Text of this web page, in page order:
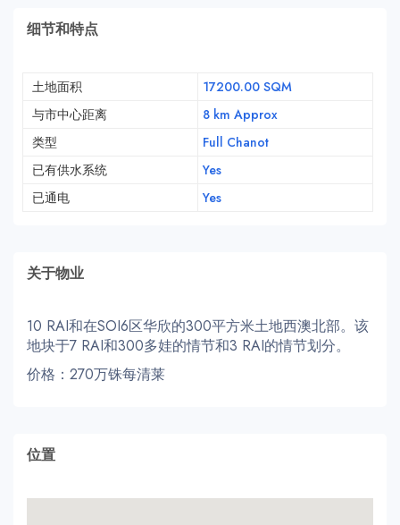
细节和特点
土地面积
17200.00 SQM
与市中心距离
8 km Approx
类型
Full Chanot
已有供水系统
Yes
已通电
Yes
关于物业
10 RAI和在SOI6区华欣的300平方米土地西澳北部。该
地块于7 RAI和300多娃的情节和3 RAI的情节划分。
价格：270万铢每清莱
位置